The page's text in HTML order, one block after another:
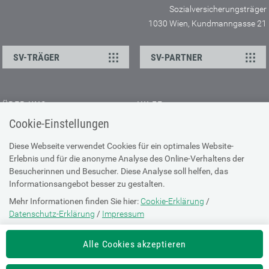
Cookie-Einstellungen
Diese Webseite verwendet Cookies für ein optimales Website-
Erlebnis und für die anonyme Analyse des Online-Verhaltens der
Besucherinnen und Besucher. Diese Analyse soll helfen, das
Informationsangebot besser zu gestalten.
Mehr Informationen finden Sie hier: Cookie-Erklärung /
Datenschutz-Erklärung / Impressum
Die Einstellung können Sie jederzeit auf der Seite "Cookie-Erklärung"
Alle Cookies akzeptieren
Sozialversicherungsträger
1030 Wien, Kundmanngasse 21
SV-TRÄGER SV-PARTNER
ÜBER UNS
Kontakt
Offene Stellen
Presse
HILFE
Browser-Info & Sicherheit
Hilfe zur Suche
Technische Unterstützung
DATENSCHUTZ
Cookie-Erklärung
Datenschutz-Erklärung
Impressum